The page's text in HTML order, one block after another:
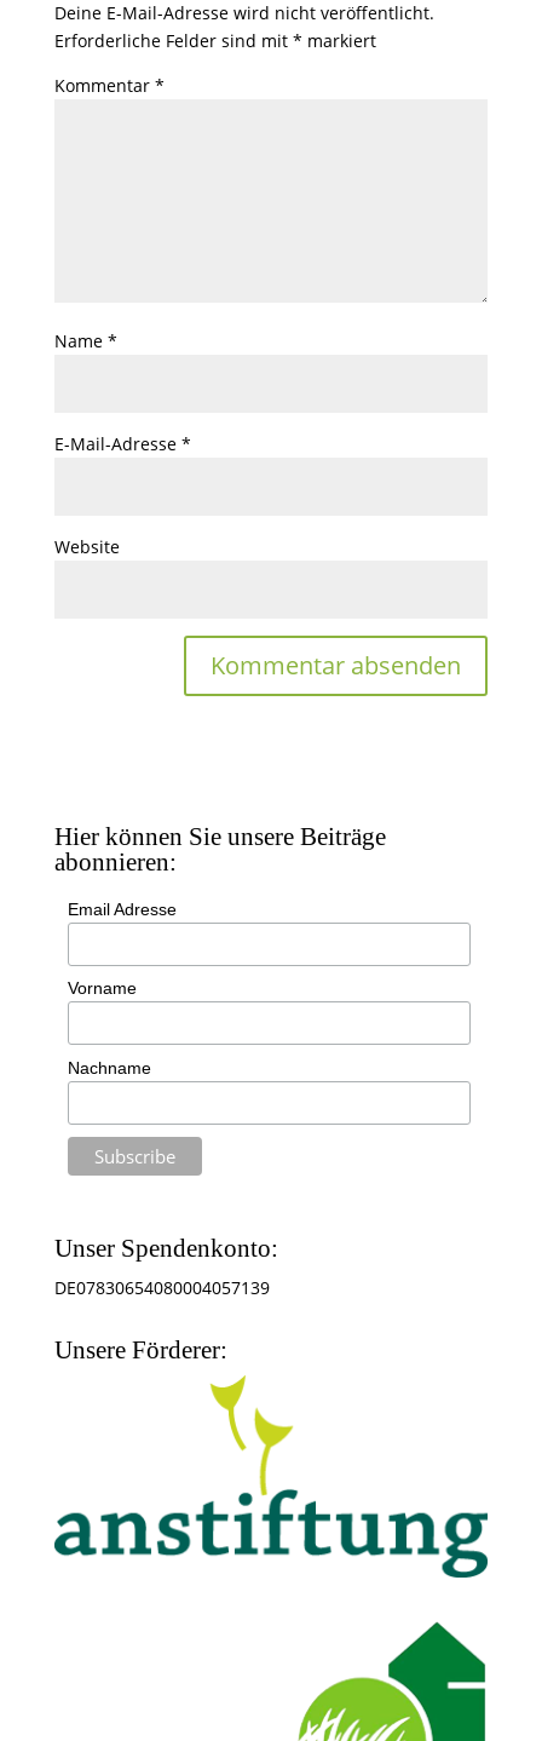
Deine E-Mail-Adresse wird nicht veröffentlicht.
Erforderliche Felder sind mit * markiert
Kommentar *
Name *
E-Mail-Adresse *
Website
Hier können Sie unsere Beiträge
abonnieren:
Email Adresse
Vorname
Nachname
Unser Spendenkonto:
DE07830654080004057139
Unsere Förderer: